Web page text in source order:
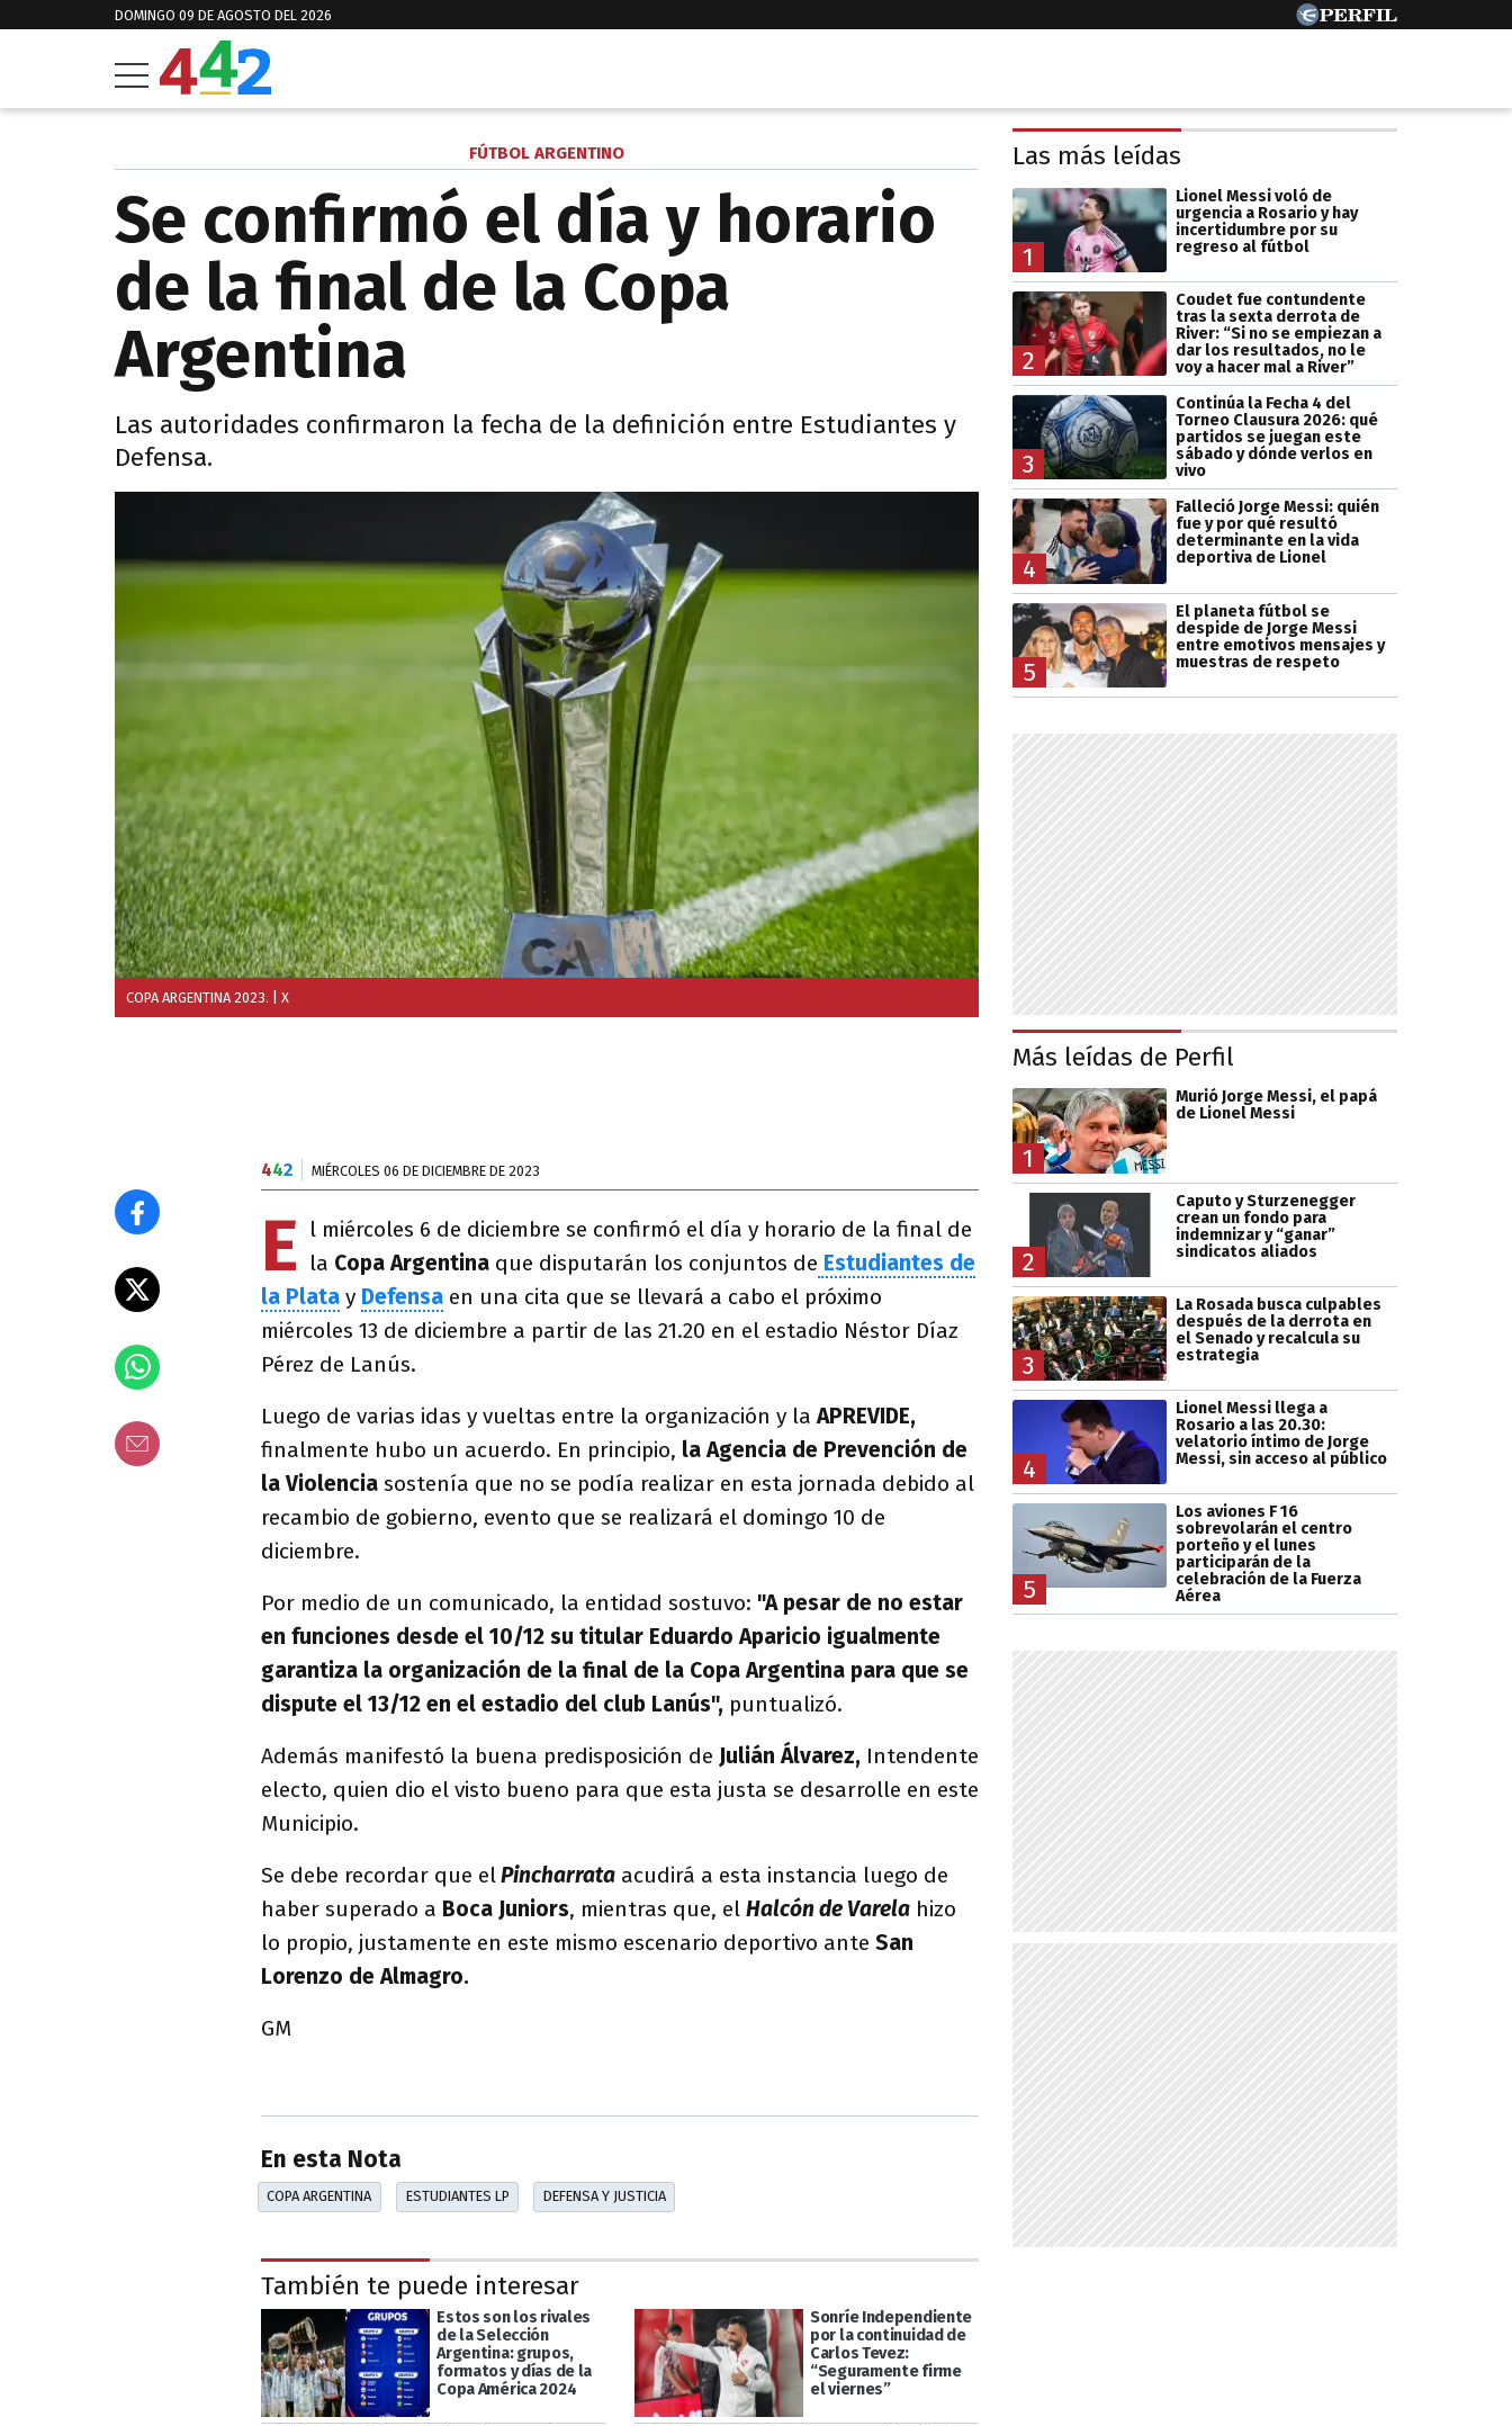
DOMINGO 09 DE AGOSTO DEL 2026
FÚTBOL ARGENTINO
Se confirmó el día y horario
de la final de la Copa
Argentina
Las autoridades confirmaron la fecha de la definición entre Estudiantes y
Defensa.
COPA ARGENTINA 2023. | X
442 MIÉRCOLES 06 DE DICIEMBRE DE 2023
E
l miércoles 6 de diciembre se confirmó el día y horario de la final de
la Copa Argentina que disputarán los conjuntos de Estudiantes de
la Plata y Defensa en una cita que se llevará a cabo el próximo
miércoles 13 de diciembre a partir de las 21.20 en el estadio Néstor Díaz
Pérez de Lanús.
Luego de varias idas y vueltas entre la organización y laAPREVIDE,
finalmente hubo un acuerdo. En principio, la Agencia de Prevención de
la Violencia sostenía que no se podía realizar en esta jornada debido al
recambio de gobierno, evento que se realizará el domingo 10 de
diciembre.
Por medio de un comunicado, la entidad sostuvo: "A pesar de no estar
en funciones desde el 10/12 su titular Eduardo Aparicio igualmente
garantiza la organización de la final de la Copa Argentina para que se
dispute el 13/12 en el estadio del club Lanús", puntualizó.
Además manifestó la buena predisposición de Julián Álvarez, Intendente
electo, quien dio el visto bueno para que esta justa se desarrolle en este
Municipio.
Se debe recordar que elPincharrata acudirá a esta instancia luego de
haber superado a Boca Juniors, mientras que, el Halcón de Varela hizo
lo propio, justamente en este mismo escenario deportivo ante San
Lorenzo de Almagro.
GM
En esta Nota
COPA ARGENTINA ESTUDIANTES LP DEFENSA Y JUSTICIA
También te puede interesar
Estos son los rivales
de la Selección
Argentina: grupos,
formatos y días de la
Copa América 2024
Sonríe Independiente
por la continuidad de
Carlos Tevez:
“Seguramente firme
el viernes”
Las más leídas
1
Lionel Messi voló de
urgencia a Rosario y hay
incertidumbre por su
regreso al fútbol
2
Coudet fue contundente
tras la sexta derrota de
River: “Si no se empiezan a
dar los resultados, no le
voy a hacer mal a River”
3
Continúa la Fecha 4 del
Torneo Clausura 2026: qué
partidos se juegan este
sábado y dónde verlos en
vivo
4
Falleció Jorge Messi: quién
fue y por qué resultó
determinante en la vida
deportiva de Lionel
5
El planeta fútbol se
despide de Jorge Messi
entre emotivos mensajes y
muestras de respeto
Más leídas de Perfil
1
Murió Jorge Messi, el papá
de Lionel Messi
2
Caputo y Sturzenegger
crean un fondo para
indemnizar y “ganar”
sindicatos aliados
3
La Rosada busca culpables
después de la derrota en
el Senado y recalcula su
estrategia
4
Lionel Messi llega a
Rosario a las 20.30:
velatorio íntimo de Jorge
Messi, sin acceso al público
5
Los aviones F 16
sobrevolarán el centro
porteño y el lunes
participarán de la
celebración de la Fuerza
Aérea